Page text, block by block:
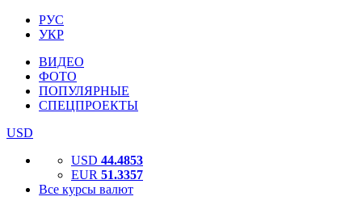
РУС
УКР
ВИДЕО
ФОТО
ПОПУЛЯРНЫЕ
СПЕЦПРОЕКТЫ
USD
USD 44.4853
EUR 51.3357
Все курсы валют